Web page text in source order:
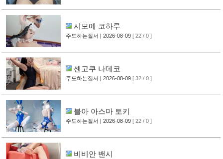
시모에 코하루
주도하는질서 | 2026-08-09 [ 22 / 0 ]
센고쿠 나데코
주도하는질서 | 2026-08-09 [ 32 / 0 ]
블아 아스마 토키
주도하는질서 | 2026-08-09 [ 22 / 0 ]
비비안 밴시